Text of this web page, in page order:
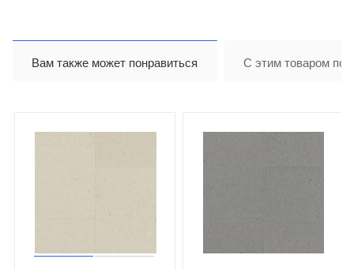
Вам также может понравиться С этим товаром